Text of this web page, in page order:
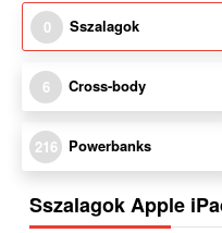
0 Sszalagok
6 Cross-body
216 Powerbanks
Sszalagok Apple